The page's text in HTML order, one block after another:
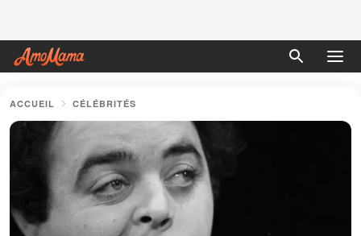
ACCUEIL CÉLÉBRITÉS